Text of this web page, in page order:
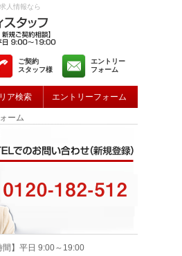
人情報なら
ご契約
スタッフ様
エントリー
フォーム
ア検索 エントリーフォーム
ーム
間】平日 9:00～19:00